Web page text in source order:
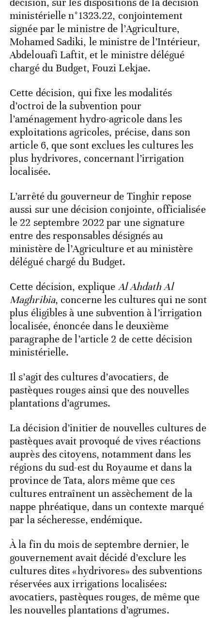
décision, sur les dispositions de la décision
ministérielle n°1323.22, conjointement
signée par le ministre de l’Agriculture,
Mohamed Sadiki, le ministre de l’Intérieur,
Abdelouafi Laftit, et le ministre délégué
chargé du Budget, Fouzi Lekjae.
Cette décision, qui fixe les modalités
d’octroi de la subvention pour
l’aménagement hydro-agricole dans les
exploitations agricoles, précise, dans son
article 6, que sont exclues les cultures les
plus hydrivores, concernant l’irrigation
localisée.
L’arrêté du gouverneur de Tinghir repose
aussi sur une décision conjointe, officialisée
le 22 septembre 2022 par une signature
entre des responsables désignés au
ministère de l’Agriculture et au ministère
délégué chargé du Budget.
Cette décision, expliqueAl Ahdath Al
Maghribia, concerne les cultures qui ne sont
plus éligibles à une subvention à l’irrigation
localisée, énoncée dans le deuxième
paragraphe de l’article 2 de cette décision
ministérielle.
Il s’agit des cultures d’avocatiers, de
pastèques rouges ainsi que des nouvelles
plantations d’agrumes.
La décision d’initier de nouvelles cultures de
pastèques avait provoqué de vives réactions
auprès des citoyens, notamment dans les
régions du sud-est du Royaume et dans la
province de Tata, alors même que ces
cultures entraînent un assèchement de la
nappe phréatique, dans un contexte marqué
par la sécheresse, endémique.
À la fin du mois de septembre dernier, le
gouvernement avait décidé d’exclure les
cultures dites «hydrivores» des subventions
réservées aux irrigations localisées:
avocatiers, pastèques rouges, de même que
les nouvelles plantations d’agrumes.